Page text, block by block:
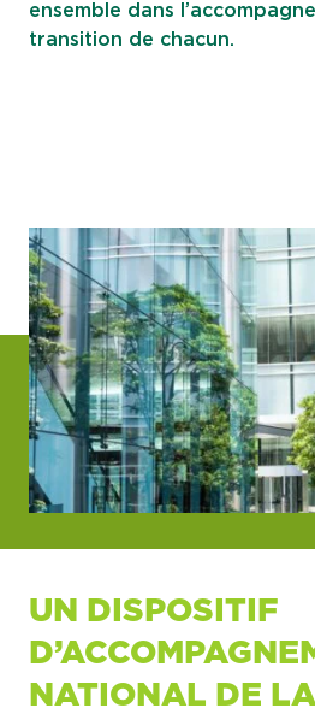
ensemble dans
transition de chacun.
UN DISPOSITIF
NATIONAL DE